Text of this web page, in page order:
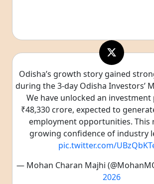
Odisha’s growth story gained
during the 3-day Odisha Investors’
We have unlocked an
₹48,330 crore, expected to
employment opportunities. This
growing confidence of industry
pic.twitter.com/
— Mohan Charan Majhi
2026